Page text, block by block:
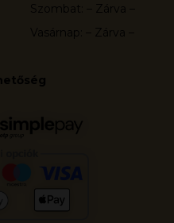
Szombat: – Zárva –
Vasárnap: – Zárva –